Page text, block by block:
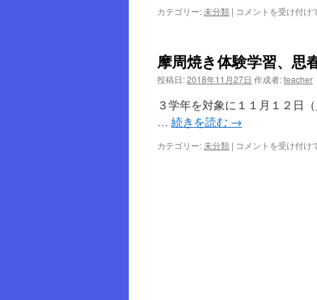
カテゴリー:未分類 | 公
会
は
コメントを受け付け
摩周焼き体験学習、思
投稿日:2018年11月27日 作成者:teacher
３学年を対象に１１月１２日
… 続きを読む →
カテゴリー:未分類 | 摩
コメントを受け付け